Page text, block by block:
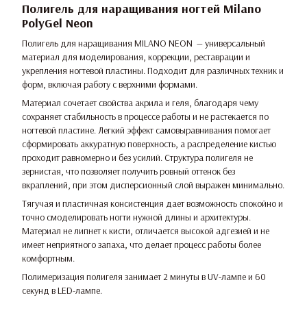
Полигель для наращивания ногтей Milano
PolyGel Neon
Полигель для наращивания MILANO NEON — универсальный
материал для моделирования, коррекции, реставрации и
укрепления ногтевой пластины. Подходит для различных техник и
форм, включая работу с верхними формами.
Материал сочетает свойства акрила и геля, благодаря чему
сохраняет стабильность в процессе работы и не растекается по
ногтевой пластине. Легкий эффект самовыравнивания помогает
сформировать аккуратную поверхность, а распределение кистью
проходит равномерно и без усилий. Структура полигеля не
зернистая, что позволяет получить ровный оттенок без
вкраплений, при этом дисперсионный слой выражен минимально.
Тягучая и пластичная консистенция дает возможность спокойно и
точно смоделировать ногти нужной длины и архитектуры.
Материал не липнет к кисти, отличается высокой адгезией и не
имеет неприятного запаха, что делает процесс работы более
комфортным.
Полимеризация полигеля занимает 2 минуты в UV-лампе и 60
секунд в LED-лампе.